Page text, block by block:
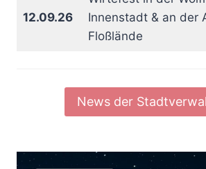
12.09.26
Innenstadt & an der
Floßlände
News der